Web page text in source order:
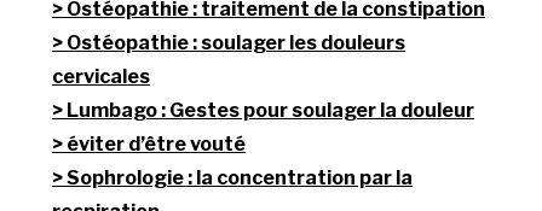
Ostéopathie : traitement de la constipation
Ostéopathie : soulager les douleurs
cervicales
Lumbago : Gestes pour soulager la douleur
éviter d’être vouté
Sophrologie : la concentration par la